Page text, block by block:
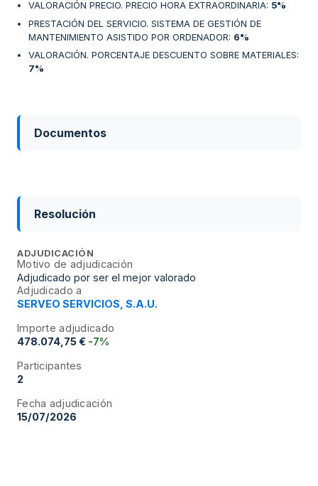
VALORACIÓN PRECIO. PRECIO HORA EXTRAORDINARIA: 5%
PRESTACIÓN DEL SERVICIO. SISTEMA DE GESTIÓN DE
MANTENIMIENTO ASISTIDO POR ORDENADOR: 6%
VALORACIÓN. PORCENTAJE DESCUENTO SOBRE MATERIALES:
7%
Documentos
Resolución
ADJUDICACIÓN
Motivo de adjudicación
Adjudicado por ser el mejor valorado
Adjudicado a
SERVEO SERVICIOS, S.A.U.
Importe adjudicado
478.074,75 € -7%
Participantes
2
Fecha adjudicación
15/07/2026